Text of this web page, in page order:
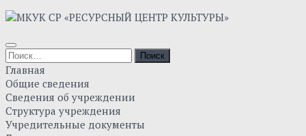
Главная
Общие сведения
Сведения об учреждении
Структура учреждения
Учредительные документы